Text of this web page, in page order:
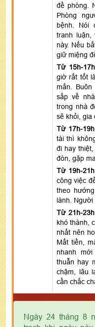
đề phòng.
Phòng
bệnh. Nói
tranh
này. Nếu
giữ miệng
Từ 15h-
giờ rất tốt
mắn.
sắp về
trong nhà
sẽ khỏi, gia
Từ 17h-
tài thì
đi hay
đòn, gặp
Từ 19h-
công việc
theo
lành. Người
Từ 21h-
khó thành,
nhất nên
Mất tiền,
nhanh
thuẫn hay
chậm, lâu
cần chắc
Ngày 24 tháng 8